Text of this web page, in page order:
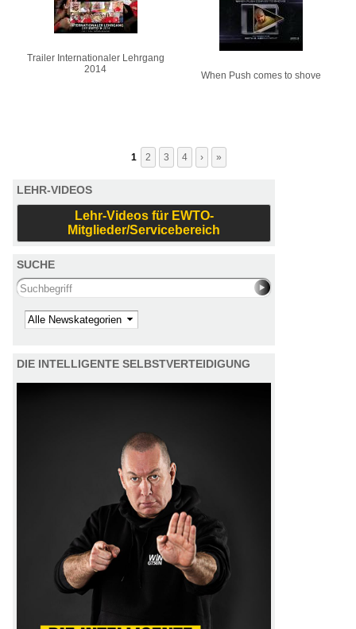
Trailer Internationaler Lehrgang
2014
When Push comes to shove
1 2 3 4 › »
LEHR-VIDEOS
Lehr-Videos für EWTO-
Mitglieder/Servicebereich
SUCHE
Search this site
Kategorie
DIE INTELLIGENTE SELBSTVERTEIDIGUNG